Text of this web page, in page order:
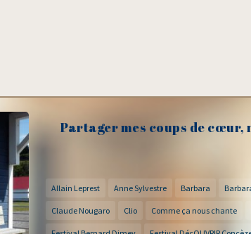
Partager mes coups de cœur,
Allain Leprest Anne Sylvestre Barbara
Claude Nougaro Clio Comme ça nous chante